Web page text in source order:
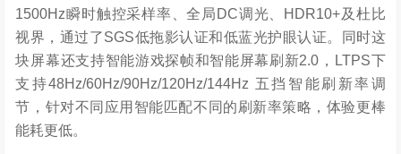
1500Hz瞬时触控采样率、全局DC调光、HDR10+及杜比
视界，通过了SGS低拖影认证和低蓝光护眼认证。同时这
块屏幕还支持智能游戏探帧和智能屏幕刷新2.0，LTPS下
支持48Hz/60Hz/90Hz/120Hz/144Hz 五挡智能刷新率调
节，针对不同应用智能匹配不同的刷新率策略，体验更棒
能耗更低。